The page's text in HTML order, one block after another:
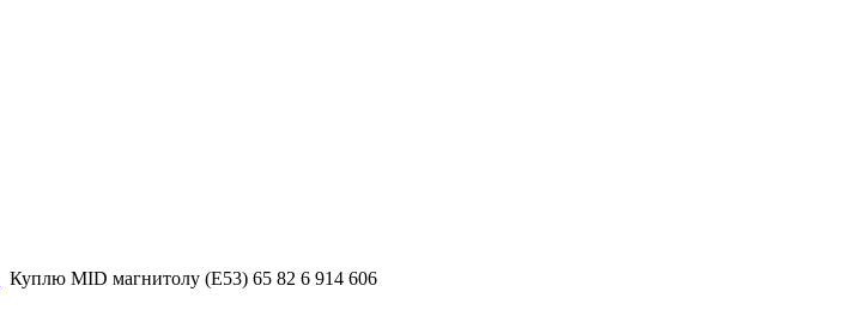
Куплю MID магнитолу (E53) 65 82 6 914 606